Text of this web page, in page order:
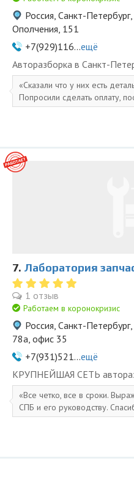
Россия, Санкт-
Ополчения, 151
+7(929)116...ещё
Авторазборка в Санкт-
Сказали что у них есть
Попросили сделать оплату,
7. Лаборатория
1 отзыв
Работаем в коронокризис
Россия, Санкт-
78а, офис 35
+7(931)521...ещё
KPУПНЕЙШAЯ СЕTЬ
Все четко, все в сроки.
СПБ и его руководству.